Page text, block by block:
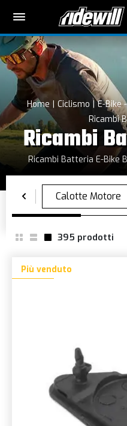
Home Ciclismo E-Bike
Ricambi
Ricambi
Ricambi Batteria E-Bike
395 prodotti
Più venduto